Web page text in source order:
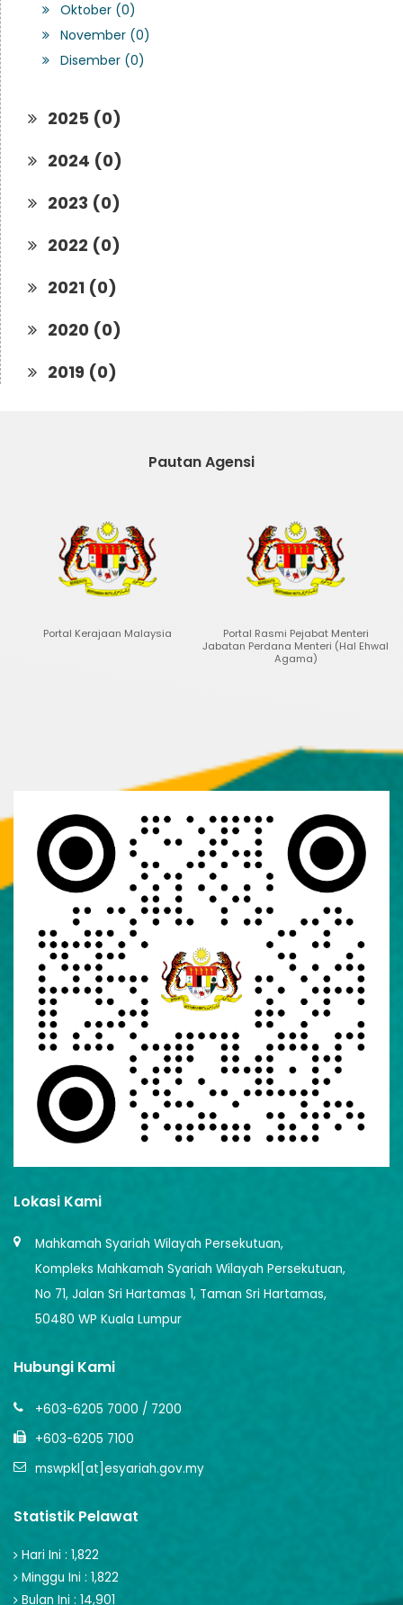
Oktober (0)
November (0)
Disember (0)
2025 (0)
2024 (0)
2023 (0)
2022 (0)
2021 (0)
2020 (0)
2019 (0)
Pautan Agensi
Kerajaan Malaysia
Portal Rasmi Pejabat Menteri
Jabatan Perdana Menteri (Hal Ehwal
Portal
Lokasi Kami
Mahkamah Syariah Wilayah Persekutuan,
Kompleks Mahkamah Syariah Wilayah Persekutuan,
No 71, Jalan Sri Hartamas 1, Taman Sri Hartamas,
50480 WP Kuala Lumpur
Hubungi Kami
+603-6205 7000 / 7200
+603-6205 7100
mswpkl[at]esyariah.gov.my
Statistik Pelawat
Hari Ini : 1,822
Minggu Ini : 1,822
Bulan Ini : 14,901